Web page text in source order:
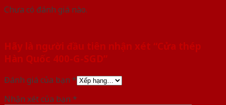
Chưa có đánh giá nào.
Hãy là người đầu tiên nhận xét “Cửa thép
Hàn Quốc 400-G-SGD”
Đánh giá của bạn *
Nhận xét của bạn *